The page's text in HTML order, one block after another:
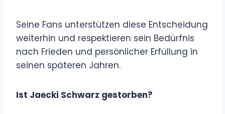
Seine Fans unterstützen diese Entscheidung
weiterhin und respektieren sein Bedürfnis
nach Frieden und persönlicher Erfüllung in
seinen späteren Jahren.
Ist Jaecki Schwarz gestorben?